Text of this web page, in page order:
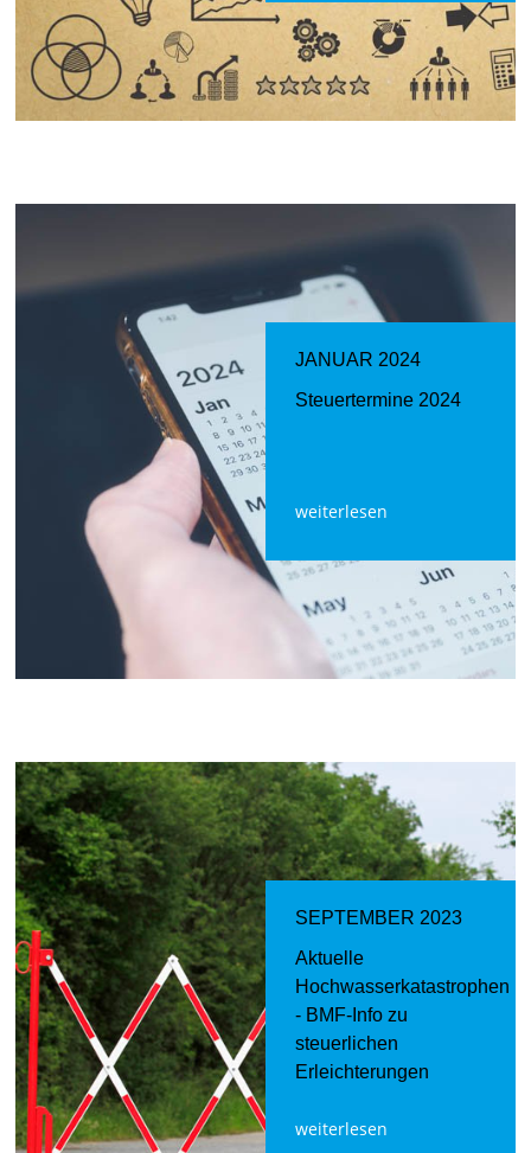
JANUAR 2024
Steuertermine 2024
weiterlesen
SEPTEMBER 2023
Aktuelle
Hochwasserkatastrophen
- BMF-Info zu
steuerlichen
Erleichterungen
weiterlesen